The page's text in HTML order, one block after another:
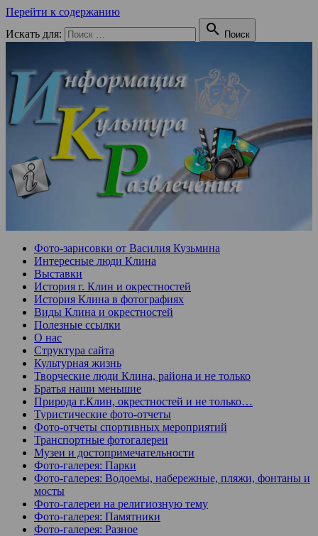
Перейти к содержанию
Искать для:
 Поиск
Фото-зарисовки от Василия Кузьмина
Интересные люди Клина
Выставки
История г. Клин и окрестностей
История Клина в фотографиях
Виды Клина и окрестностей
Полезные ссылки
О нас
Структура сайта
Культурная жизнь
Творческие люди Клина, района и не только
Братья наши меньшие
Природа г.Клин, окрестностей и не только…
Туристические фото-отчеты
Фото-отчеты спортивных мероприятий
Транспортные фотогалереи
Музеи и достопримечательности
Фото-галерея: Парки
Фото-галерея: Водоемы, набережные, пляжи, фонтаны и
мосты
Фото-галереи на религиозную тему
Фото-галерея: Памятники
Фото-галерея: Разное